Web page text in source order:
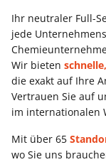
Ihr neutraler Full-
jede
Wir bieten schnelle,
die exakt auf Ihre
Vertrauen Sie auf
im internationalen
Mit über 65
wo Sie uns